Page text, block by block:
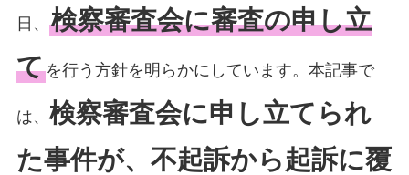
日、 検察審査会に審査の申し立
てを行う方針を明らかにしています。本記事で
は、 検察審査会に申し立てられ
た事件が、不起訴から起訴に覆